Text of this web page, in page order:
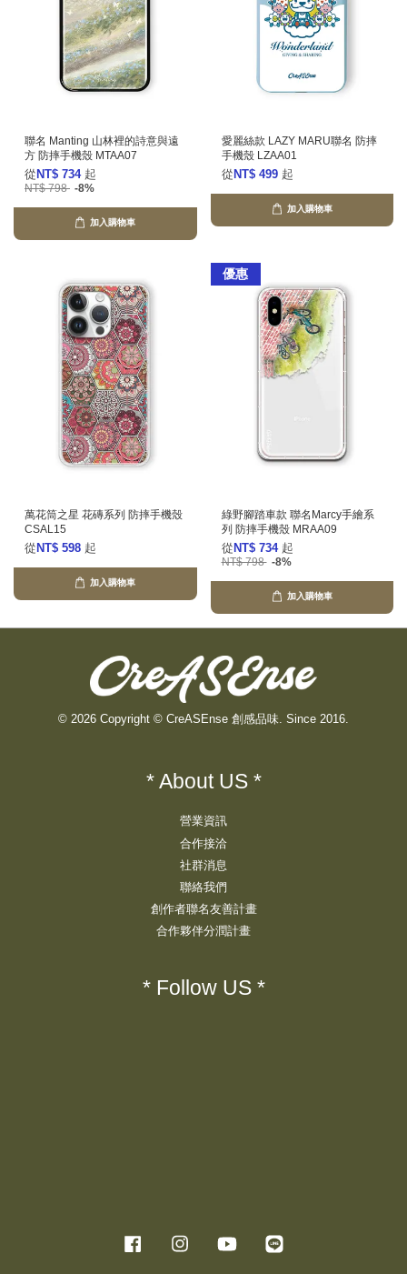
聯名 Manting 山林裡的詩意與遠
方 防摔手機殼 MTAA07
從NT$ 734 起
NT$ 798 -8%
加入購物車
愛麗絲款 LAZY MARU聯名 防摔
手機殼 LZAA01
從NT$ 499 起
加入購物車
萬花筒之星 花磚系列 防摔手機殼
CSAL15
從NT$ 598 起
加入購物車
優惠
綠野腳踏車款 聯名Marcy手繪系
列 防摔手機殼 MRAA09
從NT$ 734 起
NT$ 798 -8%
加入購物車
© 2026 Copyright © CreASEnse 創感品味. Since 2016.
* About US *
營業資訊
合作接洽
社群消息
聯絡我們
創作者聯名友善計畫
合作夥伴分潤計畫
* Follow US *
Facebook Instagram YouTube